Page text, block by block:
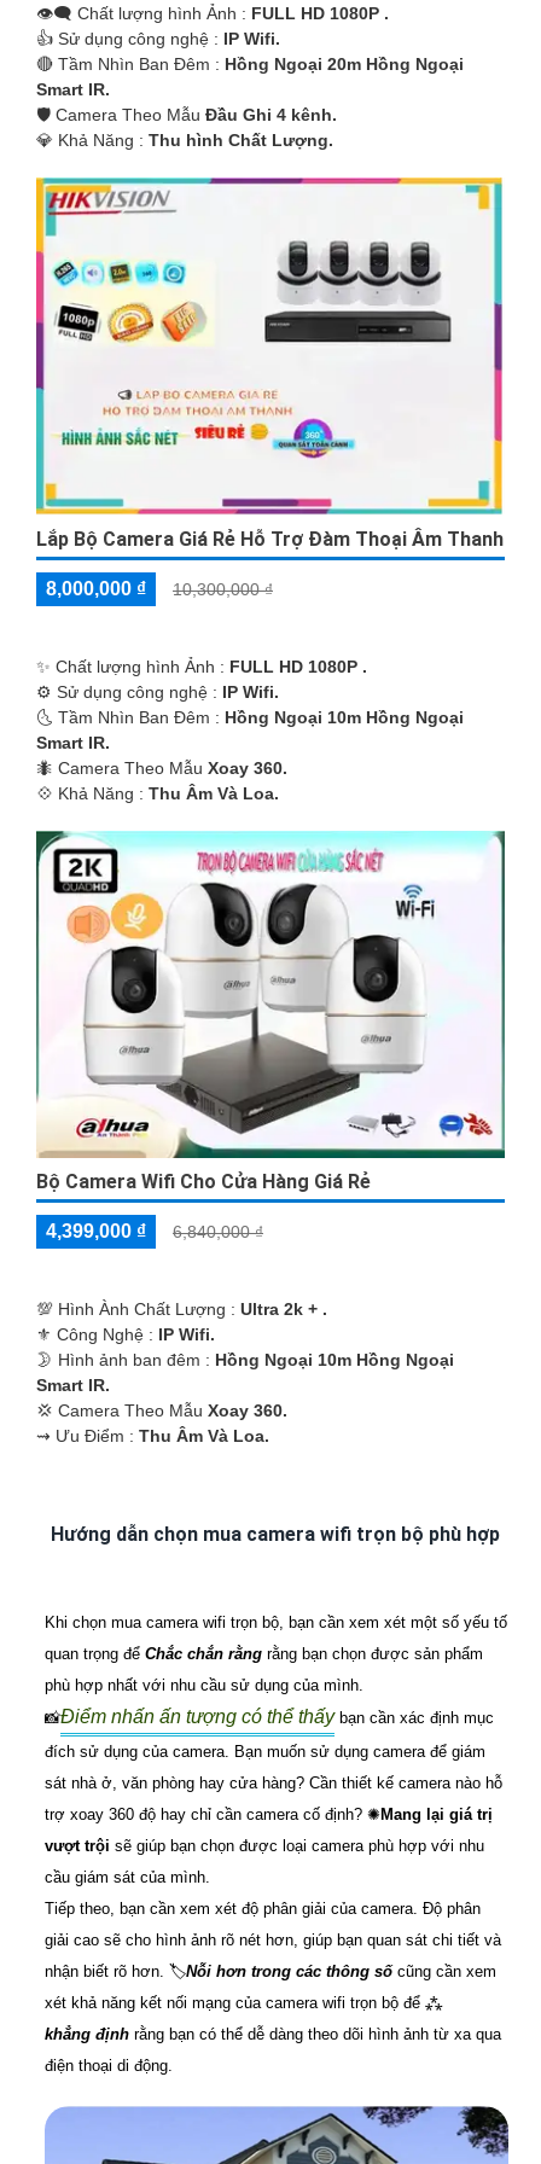
👁️‍🗨 Chất lượng hình Ảnh : FULL HD 1080P .
👍 Sử dụng công nghệ : IP Wifi.
🔴 Tầm Nhìn Ban Đêm : Hồng Ngoại 20m Hồng Ngoại
Smart IR.
🛡 Camera Theo Mẫu Đầu Ghi 4 kênh.
️💎 Khả Năng : Thu hình Chất Lượng.
Lắp Bộ Camera Giá Rẻ Hỗ Trợ Đàm Thoại Âm Thanh
8,000,000 ₫ 10,300,000 ₫
✨ Chất lượng hình Ảnh : FULL HD 1080P .
⚙ Sử dụng công nghệ : IP Wifi.
🌜 Tầm Nhìn Ban Đêm : Hồng Ngoại 10m Hồng Ngoại
Smart IR.
🐜 Camera Theo Mẫu Xoay 360.
️💠 Khả Năng : Thu Âm Và Loa.
Bộ Camera Wifi Cho Cửa Hàng Giá Rẻ
4,399,000 ₫ 6,840,000 ₫
💯 Hình Ành Chất Lượng : Ultra 2k + .
⚜️ Công Nghệ : IP Wifi.
🌛 Hình ảnh ban đêm : Hồng Ngoại 10m Hồng Ngoại
Smart IR.
💢 Camera Theo Mẫu Xoay 360.
️⇝ Ưu Điểm : Thu Âm Và Loa.
Hướng dẫn chọn mua camera wifi trọn bộ phù hợp
Khi chọn mua camera wifi trọn bộ, bạn cần xem xét một số yếu tố
quan trọng để Chắc chắn rằng rằng bạn chọn được sản phẩm
phù hợp nhất với nhu cầu sử dụng của mình.
📸Điểm nhấn ấn tượng có thể thấybạn cần xác định mục
đích sử dụng của camera. Bạn muốn sử dụng camera để giám
sát nhà ở, văn phòng hay cửa hàng? Cần thiết kế camera nào hỗ
trợ xoay 360 độ hay chỉ cần camera cố định? ✺Mang lại giá trị
vượt trội sẽ giúp bạn chọn được loại camera phù hợp với nhu
cầu giám sát của mình.
Tiếp theo, bạn cần xem xét độ phân giải của camera. Độ phân
giải cao sẽ cho hình ảnh rõ nét hơn, giúp bạn quan sát chi tiết và
nhận biết rõ hơn. 🏷Nỗi hơn trong các thông sốcũng cần xem
xét khả năng kết nối mạng của camera wifi trọn bộ để ⁂
khẳng định rằng bạn có thể dễ dàng theo dõi hình ảnh từ xa qua
điện thoại di động.